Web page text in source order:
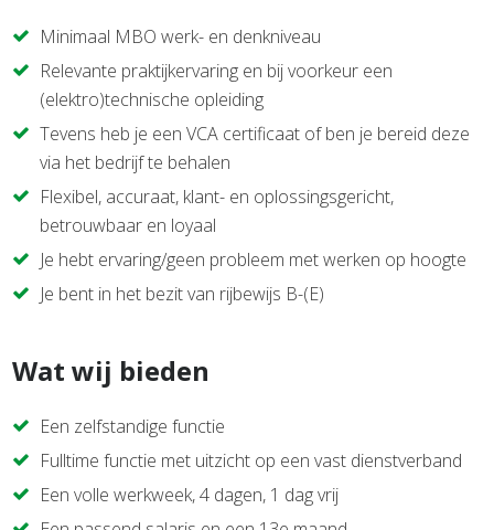
Minimaal MBO werk- en denkniveau
Relevante praktijkervaring en bij voorkeur een
(elektro)technische opleiding
Tevens heb je een VCA certificaat of ben je bereid deze
via het bedrijf te behalen
Flexibel, accuraat, klant- en oplossingsgericht,
betrouwbaar en loyaal
Je hebt ervaring/geen probleem met werken op hoogte
Je bent in het bezit van rijbewijs B-(E)
Wat wij bieden
Een zelfstandige functie
Fulltime functie met uitzicht op een vast dienstverband
Een volle werkweek, 4 dagen, 1 dag vrij